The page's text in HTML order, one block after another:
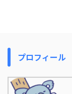
プロフィール